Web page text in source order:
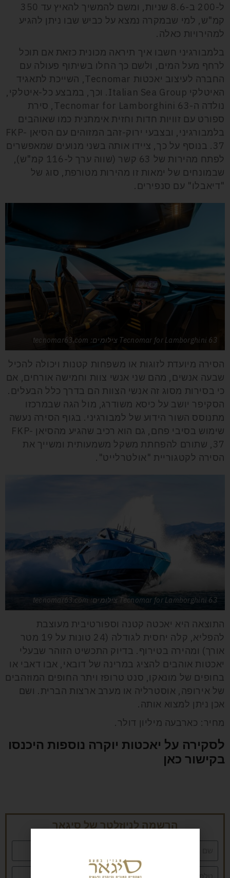
ל-200 ב-8.6 שניות, ומשם להמשיך להאיץ עד 350
קמ"ש, למי שבמקרה נמצא על כביש שבו ניתן להגיע
למהירויות כאלה.
בלמבורגיני חשבו איך תיראה מכונית כזאת אם תוכל
לרחף מעל המים, ולשם כך החלו בשיתוף פעולה עם
החברה לעיצוב יאכטות Tecnomar, השייכת לתאגיד
האיטלקי Italian Sea Group. וכך, במבצע כל-איטלקי,
נולדה ה-Tecnomar for Lamborghini 63, סירת
ספורט עם זוויות חדות וחזית אימתנית כמו שאוהבים
בלמבורגיני, ובצבעי ירוק-זהב המזוהים עם הסיאן FKP-
37. בנוסף על כך, ציידו אותה בשני מנועים שמאפשרים
לפתח מהירות של 63 קשר (שווה ערך ל-116 קמ"ש),
שבמונחים של ימאות זו מהירות מטורפת, סוג של
"דיאבלו" עם סנפירים.
Tecnomar for Lamborghini 63 צילומים: tecnomar63.com
הסירה מיועדת לזוגות או משפחות קטנות ויכולה להכיל
שבעה אנשים, מהם שני אנשי צוות וחמישה אורחים, אם
כי בסירות מסוג זה אנשי הצוות הם בדרך כלל הבעלים.
הסקיפר יושב על כיסא משודרג, מול הגה שבמרכזו
מתנוסס השור הידוע של למבורגיני. בגוף הסירה נעשה
שימוש בסיבי פחם, גם הוא רכיב שהגיע מהסיאן FKP-
37, שתורם להפחתת משקל משמעותית ומשייך את
הסירה לקטגוריית "אולטרלייט".
Tecnomar for Lamborghini 63 צילומים: tecnomar63.com
התוצאה היא יאכטה קטנה וספורטיבית מעוצבת
להפליא, קלה יחסית לגודלה (24 טונות על 19 מטר
אורך) ומהירה בטירוף. בדיוק התכשיט הזוהר שבעלי
יאכטות אוהבים להציג במרינה של דובאי, אבו דאבי או
בחופים של מונאקו, סנט טרופז ויתר החופים המוזהבים
של אירופה, אוסטרליה או מערב ארצות הברית. ושם
אכן ניתן למצוא אותה.
מחיר: כארבעה מיליון דולר.
לסקירה על יאכטות יוקרה נוספות היכנסו
בקישור כאן
הרשמה לניוזלטר של סיגאר